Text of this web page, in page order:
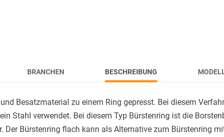
BESCHREIBUNG
BRANCHEN
Besatzmaterial zu einem Ring gepresst. Bei diesem
Stahl verwendet. Bei diesem Typ Bürstenring ist die
Der Bürstenring flach kann als Alternative zum Bürstenring